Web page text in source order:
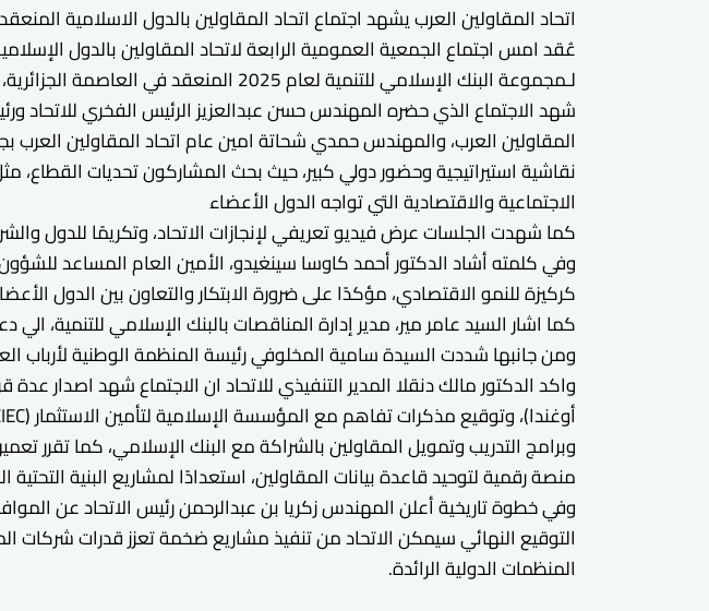
اتحاد المقاولين العرب يشهد اجتماع اتحاد المقاولين بالدول الاسلامية
عُقد امس اجتماع الجمعية العمومية الرابعة لاتحاد المقاولين بالدول
لـمجموعة البنك الإسلامي للتنمية لعام 2025 المنعقد في العاصمة الجزائرية، تحت شعار “تنويع الاقتصادات.. إثراء للحياة”.
شهد الاجتماع الذي حضره المهندس حسن عبدالعزيز الرئيس الفخري للاتحاد
نقاشية استيراتيجية وحضور دولي كبير، حيث بحث المشاركون تحديات القطاع،
الاجتماعية والاقتصادية التي تواجه الدول الأعضاء
كما شهدت الجلسات عرض فيديو تعريفي لإنجازات الاتحاد، وتكريمًا للدول
وفي كلمته أشاد الدكتور أحمد كاوسا سينغيدو، الأمين العام المساعد
كركيزة للنمو الاقتصادي، مؤكدًا على ضرورة الابتكار والتعاون بين الدول الأعضاء لسد
كما اشار السيد عامر مير، مدير إدارة المناقصات بالبنك الإسلامي للتنمية، الي
ومن جانبها شددت السيدة سامية المخلوفي رئيسة المنظمة الوطنية لأرباب
وبرامج التدريب وتمويل المقاولين بالشراكة مع البنك الإسلامي، كما تقرر
منصة رقمية لتوحيد قاعدة بيانات المقاولين، استعدادًا لمشاريع البنية
وفي خطوة تاريخية أعلن المهندس زكريا بن عبدالرحمن رئيس الاتحاد عن
التوقيع النهائي سيمكن الاتحاد من تنفيذ مشاريع ضخمة تعزز قدرات شركات
المنظمات الدولية الرائدة.